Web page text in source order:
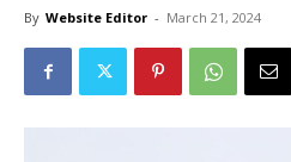
By Website Editor - March 21, 2024